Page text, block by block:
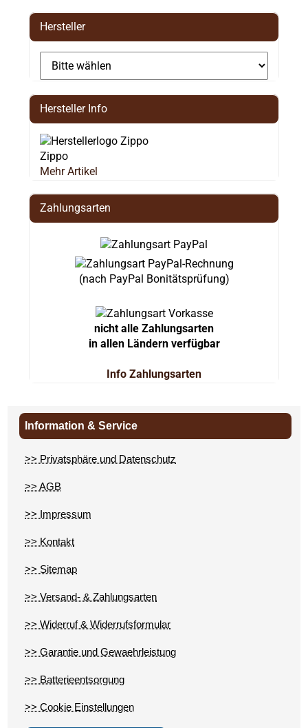
Hersteller
Hersteller Info
Zippo
Mehr Artikel
Zahlungsarten
(nach PayPal Bonitätsprüfung)
nicht alle Zahlungsarten
in allen Ländern verfügbar
Info Zahlungsarten
Information & Service
>> Privatsphäre und Datenschutz
>> AGB
>> Impressum
>> Kontakt
>> Sitemap
>> Versand- & Zahlungsarten
>> Widerruf & Widerrufsformular
>> Garantie und Gewaehrleistung
>> Batterieentsorgung
>> Cookie Einstellungen